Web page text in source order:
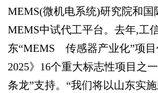
MEMS(微机电系统)研究院和国
MEMS中试代工平台。去年,工
东“MEMS 传感器产业化”项
2025》16个重大标志性项目之
条龙”支持。“我们将以山东实